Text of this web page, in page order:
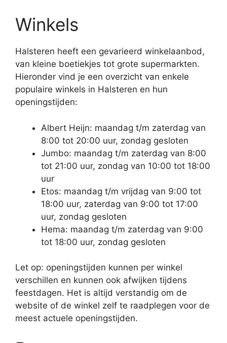
Winkels
Halsteren heeft een gevarieerd winkelaanbod,
van kleine boetiekjes tot grote supermarkten.
Hieronder vind je een overzicht van enkele
populaire winkels in Halsteren en hun
openingstijden:
Albert Heijn: maandag t/m zaterdag van
8:00 tot 20:00 uur, zondag gesloten
Jumbo: maandag t/m zaterdag van 8:00
tot 21:00 uur, zondag van 10:00 tot 18:00
uur
Etos: maandag t/m vrijdag van 9:00 tot
18:00 uur, zaterdag van 9:00 tot 17:00
uur, zondag gesloten
Hema: maandag t/m zaterdag van 9:00
tot 18:00 uur, zondag gesloten
Let op: openingstijden kunnen per winkel
verschillen en kunnen ook afwijken tijdens
feestdagen. Het is altijd verstandig om de
website of de winkel zelf te raadplegen voor de
meest actuele openingstijden.